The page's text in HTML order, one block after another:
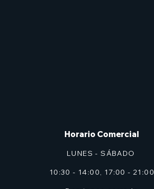
Horario Comercial
LUNES - SÁBADO
10:30 - 14:00, 17:00 - 21:00